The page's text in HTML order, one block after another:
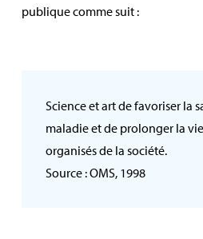
publique comme suit :
Science et art de favoriser la
maladie et de prolonger la
organisés de la société.
Source : OMS, 1998